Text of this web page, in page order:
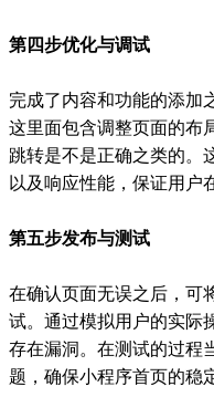
第四步优化与调试
完成了内容和功能的添加
这里面包含调整页面的布
跳转是不是正确之类的。
以及响应性能，保证用户
第五步发布与测试
在确认页面无误之后，可
试。通过模拟用户的实际
存在漏洞。在测试的过程
题，确保小程序首页的稳